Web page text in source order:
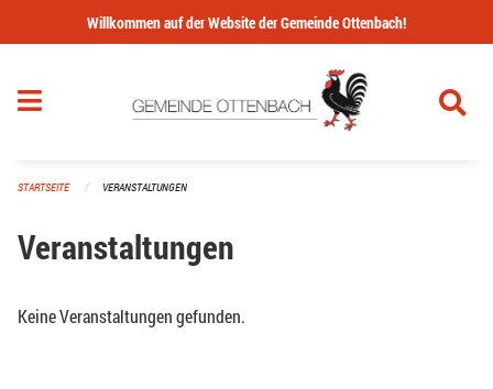
Navigation überspringen
Willkommen auf der Website der Gemeinde Ottenbach!
STARTSEITE VERANSTALTUNGEN
Veranstaltungen
Keine Veranstaltungen gefunden.